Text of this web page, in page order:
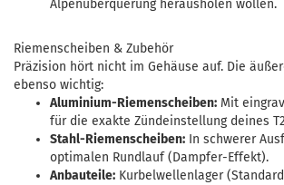
Alpenüberquerung herausholen wollen.
Riemenscheiben & Zubehör
Präzision hört nicht im Gehäuse auf. Die
ebenso wichtig:
Aluminium-Riemenscheiben: Mit
für die exakte Zündeinstellung deines
Stahl-Riemenscheiben: In schwerer
optimalen Rundlauf (Dampfer-Effekt).
Anbauteile: Kurbelwellenlager